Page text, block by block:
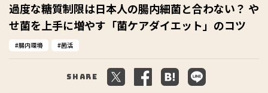
過度な糖質制限は日本人の腸内細菌と合わない？ や
せ菌を上手に増やす「菌ケアダイエット」のコツ
腸内環境 菌活
Share